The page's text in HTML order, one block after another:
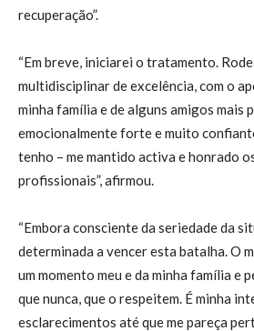
recuperação”.
“Em breve, iniciarei o tratamento.
multidisciplinar de excelência, com o
minha família e de alguns amigos mais
emocionalmente forte e muito
tenho – me mantido activa e honrado
profissionais”, afirmou.
“Embora consciente da seriedade da
determinada a vencer esta batalha. O
um momento meu e da minha família e
que nunca, que o respeitem. É minha
esclarecimentos até que me pareça